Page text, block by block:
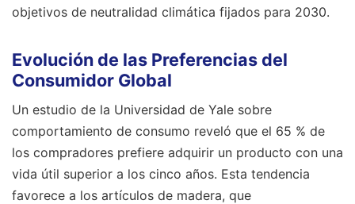
objetivos de neutralidad climática fijados para 2030.
Evolución de las Preferencias del
Consumidor Global
Un estudio de la Universidad de Yale sobre
comportamiento de consumo reveló que el 65 % de
los compradores prefiere adquirir un producto con una
vida útil superior a los cinco años. Esta tendencia
favorece a los artículos de madera, que